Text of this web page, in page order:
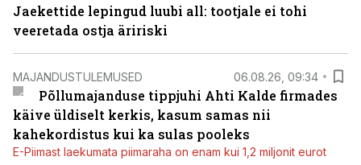
Jaekettide lepingud luubi all: tootjale ei tohi
veeretada ostja äririski
MAJANDUSTULEMUSED 06.08.26, 09:34
Põllumajanduse tippjuhi Ahti Kalde firmades
käive üldiselt kerkis, kasum samas nii
kahekordistus kui ka sulas pooleks
E-Piimast laekumata piimaraha on enam kui 1,2 miljonit eurot